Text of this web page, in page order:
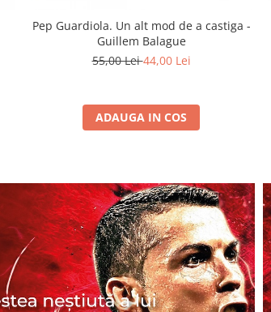
Pep Guardiola. Un alt mod de a castiga -
Guillem Balague
55,00 Lei44,00 Lei
ADAUGA IN COS